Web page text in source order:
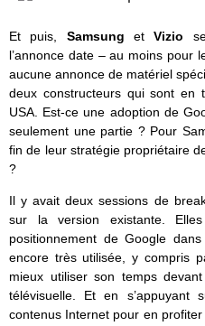
Et puis, Samsung etVizio
l’annonce date – au moins pour
aucune annonce de matériel
deux constructeurs qui sont
USA. Est-ce une adoption de
seulement une partie ? Pour
fin de leur stratégie propriétaire
?
Il y avait deux sessions de
sur la version existante.
positionnement de Google
encore très utilisée, y compris
mieux utiliser son temps
télévisuelle. Et en s’appuyant
contenus Internet pour en